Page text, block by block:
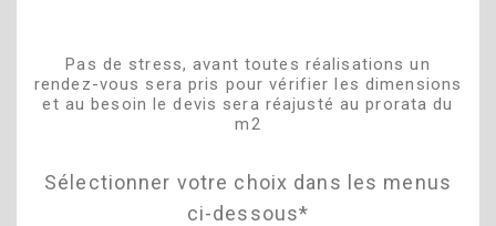
Pas de stress, avant toutes réalisations un
rendez-vous sera pris pour vérifier les dimensions
et au besoin le devis sera réajusté au prorata du
m2
Sélectionner votre choix dans les menus
ci-dessous*